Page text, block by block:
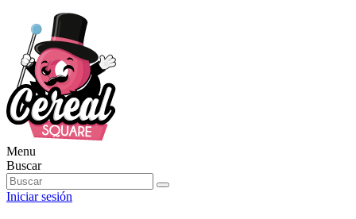
Menu
Buscar
Iniciar sesión